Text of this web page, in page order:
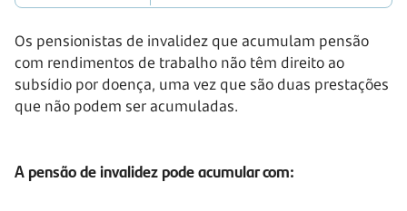
Os pensionistas de invalidez que acumulam pensão
com rendimentos de trabalho não têm direito ao
subsídio por doença, uma vez que são duas prestações
que não podem ser acumuladas.
A pensão de invalidez pode acumular com: